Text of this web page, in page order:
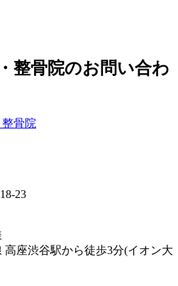
整骨院のお問い合わ
23
高座渋谷駅から徒歩3分(イオン大